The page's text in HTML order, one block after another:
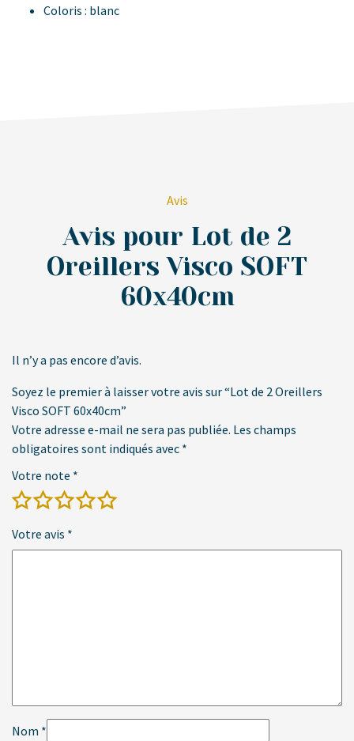
Coloris : blanc
Avis
Avis pour Lot de 2
Oreillers Visco SOFT
60x40cm
Il n’y a pas encore d’avis.
Soyez le premier à laisser votre avis sur “Lot de 2 Oreillers
Visco SOFT 60x40cm”
Votre adresse e-mail ne sera pas publiée. Les champs
obligatoires sont indiqués avec *
Votre note *
Votre avis *
Nom *